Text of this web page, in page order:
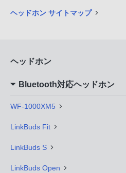
ヘッドホン サイトマップ
ヘッドホン
Bluetooth対応ヘッドホン
WF-1000XM5
LinkBuds Fit
LinkBuds S
LinkBuds Open